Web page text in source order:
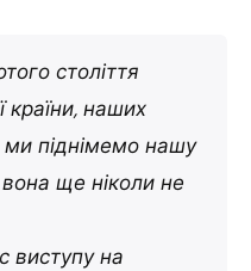
століття
наших
ми піднімемо нашу
вона ще ніколи не
виступу на